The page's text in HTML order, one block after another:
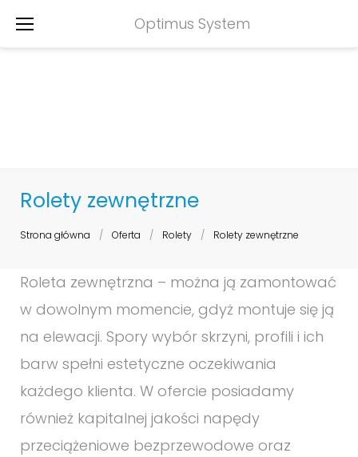
Skip
Optimus System
Rolety zewnętrzne
Strona główna / Oferta / Rolety / Rolety zewnętrzne
Rolety
zewnętrzne
Roleta zewnętrzna – można ją zamontować
w dowolnym momencie, gdyż montuje się ją
na elewacji. Spory wybór skrzyni, profili i ich
barw spełni estetyczne oczekiwania
każdego klienta. W ofercie posiadamy
również kapitalnej jakości napędy
przeciążeniowe bezprzewodowe oraz